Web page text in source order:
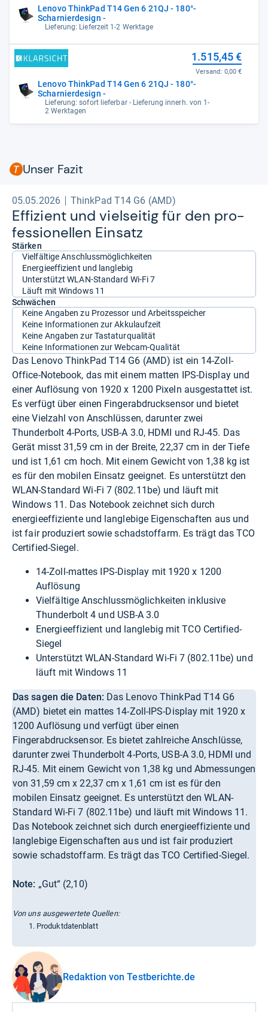
Lenovo ThinkPad T14 Gen 6 21QJ - 180°-
Scharnierdesign -
Lieferung: Lieferzeit 1-2 Werktage
Lenovo ThinkPad T14 Gen 6 21QJ - 180°-
Scharnierdesign -
Lieferung: sofort lieferbar - Lieferung innerh. von 1-
2 Werktagen
1.515,45 €
Versand: 0,00 €
Unser Fazit
05.05.2026 ThinkPad T14 G6 (AMD)
Effi­zi­ent und viel­sei­tig für den pro­
fes­sio­nel­len Ein­satz
Stärken
Vielfältige Anschlussmöglichkeiten
Energieeffizient und langlebig
Unterstützt WLAN-Standard Wi-Fi 7
Läuft mit Windows 11
Schwächen
Keine Angaben zu Prozessor und Arbeitsspeicher
Keine Informationen zur Akkulaufzeit
Keine Angaben zur Tastaturqualität
Keine Informationen zur Webcam-Qualität
Das Lenovo ThinkPad T14 G6 (AMD) ist ein 14-Zoll-
Office-Notebook, das mit einem matten IPS-Display und
einer Auflösung von 1920 x 1200 Pixeln ausgestattet ist.
Es verfügt über einen Fingerabdrucksensor und bietet
eine Vielzahl von Anschlüssen, darunter zwei
Thunderbolt 4-Ports, USB-A 3.0, HDMI und RJ-45. Das
Gerät misst 31,59 cm in der Breite, 22,37 cm in der Tiefe
und ist 1,61 cm hoch. Mit einem Gewicht von 1,38 kg ist
es für den mobilen Einsatz geeignet. Es unterstützt den
WLAN-Standard Wi-Fi 7 (802.11be) und läuft mit
Windows 11. Das Notebook zeichnet sich durch
energieeffiziente und langlebige Eigenschaften aus und
ist fair produziert sowie schadstoffarm. Es trägt das TCO
Certified-Siegel.
14-Zoll-mattes IPS-Display mit 1920 x 1200
Auflösung
Vielfältige Anschlussmöglichkeiten inklusive
Thunderbolt 4 und USB-A 3.0
Energieeffizient und langlebig mit TCO Certified-
Siegel
Unterstützt WLAN-Standard Wi-Fi 7 (802.11be) und
läuft mit Windows 11
Das sagen die Daten: Das Lenovo ThinkPad T14 G6
(AMD) bietet ein mattes 14-Zoll-IPS-Display mit 1920 x
1200 Auflösung und verfügt über einen
Fingerabdrucksensor. Es bietet zahlreiche Anschlüsse,
darunter zwei Thunderbolt 4-Ports, USB-A 3.0, HDMI und
RJ-45. Mit einem Gewicht von 1,38 kg und Abmessungen
von 31,59 cm x 22,37 cm x 1,61 cm ist es für den
mobilen Einsatz geeignet. Es unterstützt den WLAN-
Standard Wi-Fi 7 (802.11be) und läuft mit Windows 11.
Das Notebook zeichnet sich durch energieeffiziente und
langlebige Eigenschaften aus und ist fair produziert
sowie schadstoffarm. Es trägt das TCO Certified-Siegel.
Note: „Gut“ (2,10)
Von uns ausgewertete Quellen:
Produktdatenblatt
Redaktion von Testberichte.de